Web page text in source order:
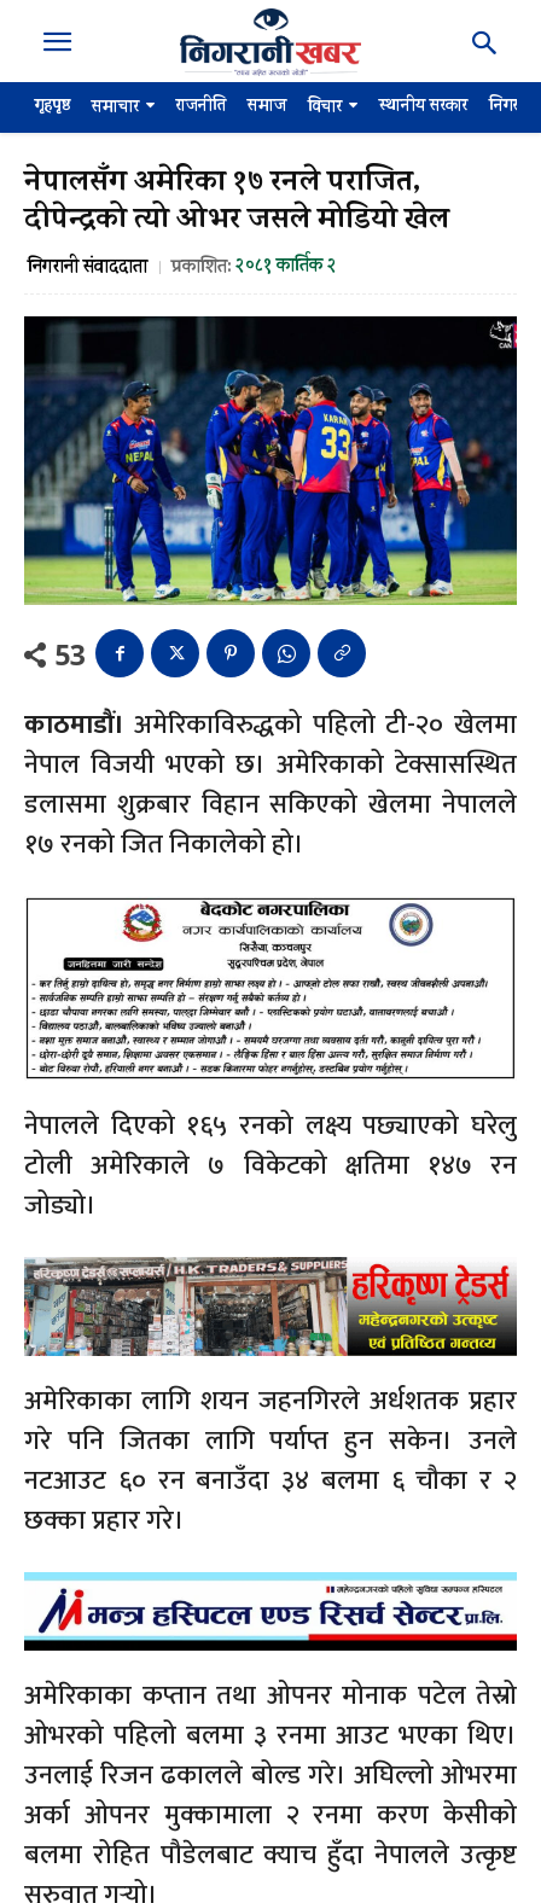
गृहपृष्ठ समाचार राजनीति समाज विचार स्थानीय सरकार
नेपालसँग अमेरिका १७ रनले पराजित,
दीपेन्द्रको त्यो ओभर जसले मोडियो खेल
निगरानी संवाददाता प्रकाशित:२०८१ कार्तिक २
53
काठमाडौं। अमेरिकाविरुद्धको पहिलो टी-२० खेलमा
नेपाल विजयी भएको छ। अमेरिकाको टेक्सासस्थित
डलासमा शुक्रबार विहान सकिएको खेलमा नेपालले
१७ रनको जित निकालेको हो।
नेपालले दिएको १६५ रनको लक्ष्य पछ्याएको घरेलु
टोली अमेरिकाले ७ विकेटको क्षतिमा १४७ रन
जोड्यो।
अमेरिकाका लागि शयन जहनगिरले अर्धशतक प्रहार
गरे पनि जितका लागि पर्याप्त हुन सकेन। उनले
नटआउट ६० रन बनाउँदा ३४ बलमा ६ चौका र २
छक्का प्रहार गरे।
अमेरिकाका कप्तान तथा ओपनर मोनाक पटेल तेस्रो
ओभरको पहिलो बलमा ३ रनमा आउट भएका थिए।
उनलाई रिजन ढकालले बोल्ड गरे। अघिल्लो ओभरमा
अर्का ओपनर मुक्कामाला २ रनमा करण केसीको
बलमा रोहित पौडेलबाट क्याच हुँदा नेपालले उत्कृष्ट